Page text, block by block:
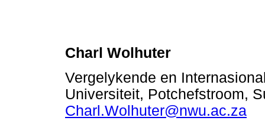
Charl Wolhuter
Vergelykende en
Universiteit, Potchefstroom,
Charl.Wolhuter@nwu.ac.za